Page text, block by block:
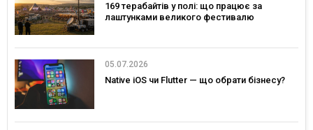
169 терабайтів у полі: що працює за
лаштунками великого фестивалю
05.07.2026
Native iOS чи Flutter — що обрати бізнесу?